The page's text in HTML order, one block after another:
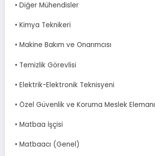
• Diğer Mühendisler
• Kimya Teknikeri
• Makine Bakım ve Onarımcısı
• Temizlik Görevlisi
• Elektrik-Elektronik Teknisyeni
• Özel Güvenlik ve Koruma Meslek Elemanı
• Matbaa İşçisi
• Matbaacı (Genel)